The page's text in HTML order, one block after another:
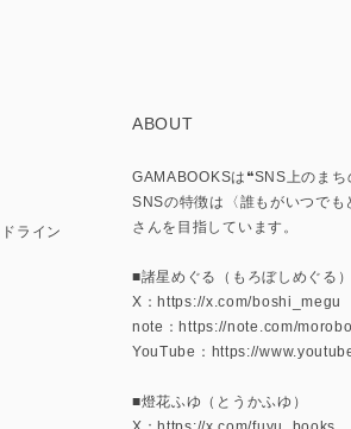
ABOUT
GAMABOOKSは❝SNS上のま
SNSの特徴は〈誰もがいつで
さんを目指しています。
■諸星めぐる（もろぼしめぐる）
X：https://x.com/boshi_megu
note：https://note.com/
YouTube：https://
■燈花ふゆ（とうかふゆ）
ライン